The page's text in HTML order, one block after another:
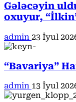
Gələcəyin
oxuyur,
admin 23 İyul
“Bavariya”
admin 13 İyul